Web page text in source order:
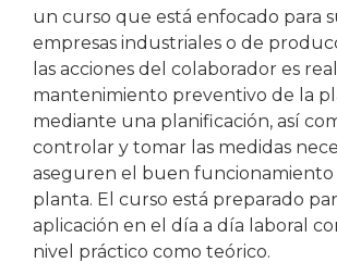
un curso que está enfocado para
empresas industriales o de
las acciones del colaborador es
mantenimiento preventivo de la
mediante una planificación, así
controlar y tomar las medidas
aseguren el buen funcionamiento
planta. El curso está preparado
aplicación en el día a día laboral
nivel práctico como teórico.